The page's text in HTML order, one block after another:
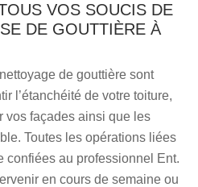
VOS SOUCIS DE
DE GOUTTIÈRE À
de gouttière sont
l’étanchéité de votre toiture,
vos façades ainsi que les
Toutes les opérations liées
confiées au professionnel Ent.
en cours de semaine ou